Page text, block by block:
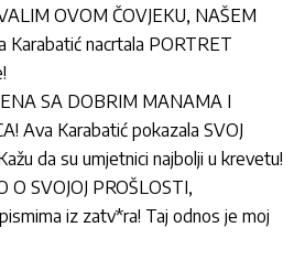
OVOM ČOVJEKU, NAŠEM
Karabatić nacrtala PORTRET
SA DOBRIM MANAMA I
Ava Karabatić pokazala SVOJ
da su umjetnici najbolji u krevetu!
SVOJOJ PROŠLOSTI,
iz zatv*ra! Taj odnos je moj